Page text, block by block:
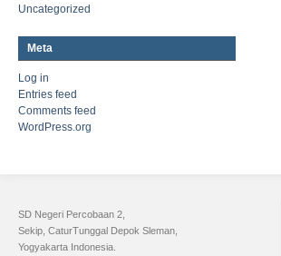
Uncategorized
Meta
Log in
Entries feed
Comments feed
WordPress.org
SD Negeri Percobaan 2,
Sekip, CaturTunggal Depok Sleman,
Yogyakarta Indonesia.